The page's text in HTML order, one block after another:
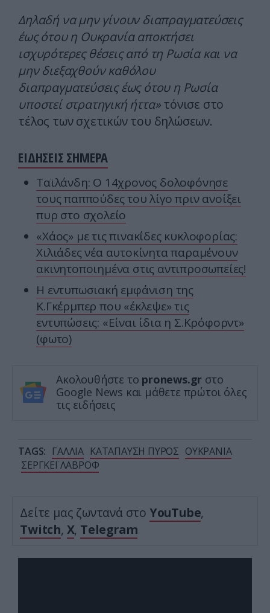
Δηλαδή να μην γίνουν διαπραγματεύσεις
έως ότου η Ουκρανία αποκτήσει
ισχυρότερες θέσεις από τη Ρωσία και να
μην διεξαχθούν καθόλου
διαπραγματεύσεις έως ότου η Ρωσία
υποστεί στρατηγική ήττα»τόνισε στο
τέλος των σχετικών του δηλώσεων.
ΕΙΔΗΣΕΙΣ ΣΗΜΕΡΑ
Ταϊλάνδη: Ο 14χρονος δολοφόνησε
τους παππούδες του λίγο πριν ανοίξει
πυρ στο σχολείο
«Χάος» με τις πινακίδες κυκλοφορίας:
Χιλιάδες νέα αυτοκίνητα παραμένουν
ακινητοποιημένα στις αντιπροσωπείες!
Η εντυπωσιακή εμφάνιση της
Κ.Γκέρμπερ που «έκλεψε» τις
εντυπώσεις: «Είναι ίδια η Σ.Κρόφορντ»
(φωτο)
Ακολουθήστε το pronews.gr στο
Google News και μάθετε πρώτοι όλες
τις ειδήσεις
TAGS: ΓΑΛΛΙΑ ΚΑΤΑΠΑΥΣΗ ΠΥΡΟΣ ΟΥΚΡΑΝΙΑ
ΣΕΡΓΚΕΪ ΛΑΒΡΟΦ
Δείτε μας ζωντανά στο YouTube,
Twitch, X, Telegram